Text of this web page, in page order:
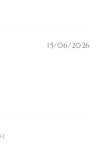
15/06/2026